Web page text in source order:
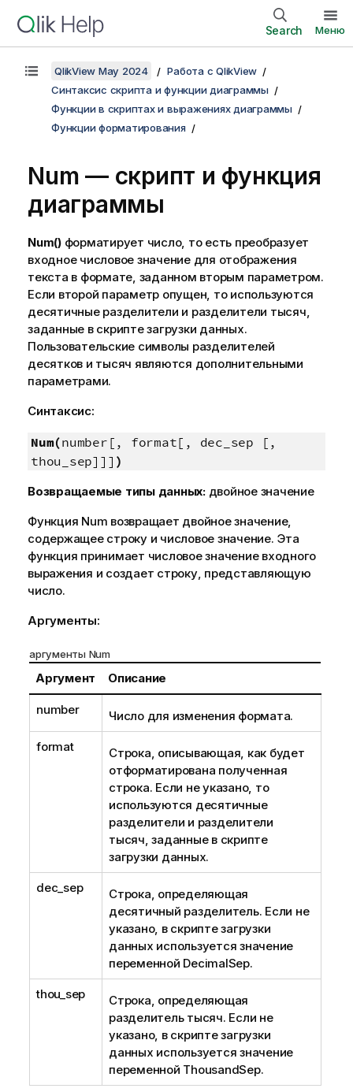
Search Меню
QlikView May 2024
Работа с QlikView
Синтаксис скрипта и функции диаграммы
Функции в скриптах и выражениях диаграммы
Функции форматирования
Num — скрипт и функция
диаграммы
Num()форматирует число, то есть преобразует
входное числовое значение для отображения
текста в формате, заданном вторым параметром.
Если второй параметр опущен, то используются
десятичные разделители и разделители тысяч,
заданные в скрипте загрузки данных.
Пользовательские символы разделителей
десятков и тысяч являются дополнительными
параметрами.
Синтаксис:
Num(number[, format[, dec_sep [,
thou_sep]]] )
Возвращаемые типы данных: двойное значение
Функция Num возвращает двойное значение,
содержащее строку и числовое значение. Эта
функция принимает числовое значение входного
выражения и создает строку, представляющую
число.
Аргументы:
аргументы Num
Аргумент Описание
number Число для изменения формата.
format
Строка, описывающая, как будет
отформатирована полученная
строка. Если не указано, то
используются десятичные
разделители и разделители
тысяч, заданные в скрипте
загрузки данных.
dec_sep
Строка, определяющая
десятичный разделитель. Если не
указано, в скрипте загрузки
данных используется значение
переменной DecimalSep.
thou_sep
Строка, определяющая
разделитель тысяч. Если не
указано, в скрипте загрузки
данных используется значение
переменной ThousandSep.